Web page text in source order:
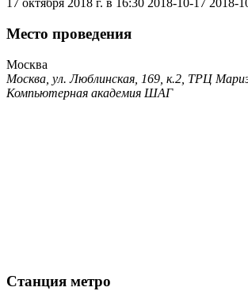
17 октября 2018 г. в 16:30 2018-10-17 2018-
Место проведения
Москва
Москва, ул. Люблинская, 169, к.2, ТРЦ
Компьютерная академия ШАГ
Станция метро